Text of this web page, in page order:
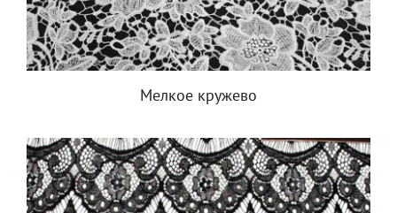
Мелкое кружево